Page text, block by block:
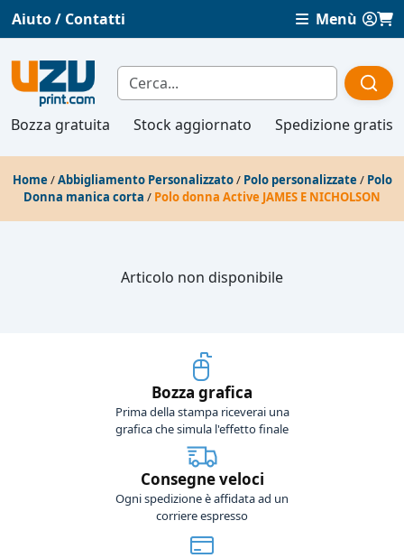
Aiuto / Contatti Menù
Bozza gratuita Stock aggiornato Spedizione gratis
Home /Abbigliamento Personalizzato/ Polo personalizzate / Polo
Donna manica corta / Polo donna Active JAMES E NICHOLSON
Articolo non disponibile
Bozza grafica
Prima della stampa riceverai una
grafica che simula l'effetto finale
Consegne veloci
Ogni spedizione è affidata ad un
corriere espresso